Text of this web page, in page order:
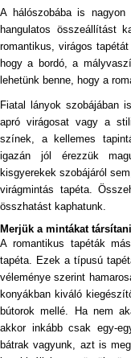
A hálószobába is
hangulatos összeállítást
romantikus, virágos
hogy a bordó, a
lehetünk benne, hogy a
Fiatal lányok szobájában
apró virágosat vagy a
színek, a kellemes
igazán jól érezzük
kisgyerekek szobájáról
virágmintás tapéta.
összhatást kaphatunk.
Merjük a mintákat
A romantikus tapéták
tapéta. Ezek a típusú
véleménye szerint
konyákban kiváló
bútorok mellé. Ha nem
akkor inkább csak egy-
bátrak vagyunk, azt is